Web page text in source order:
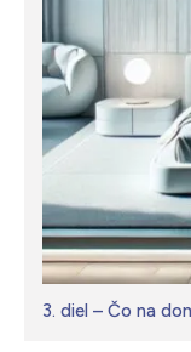
3. diel – Čo na